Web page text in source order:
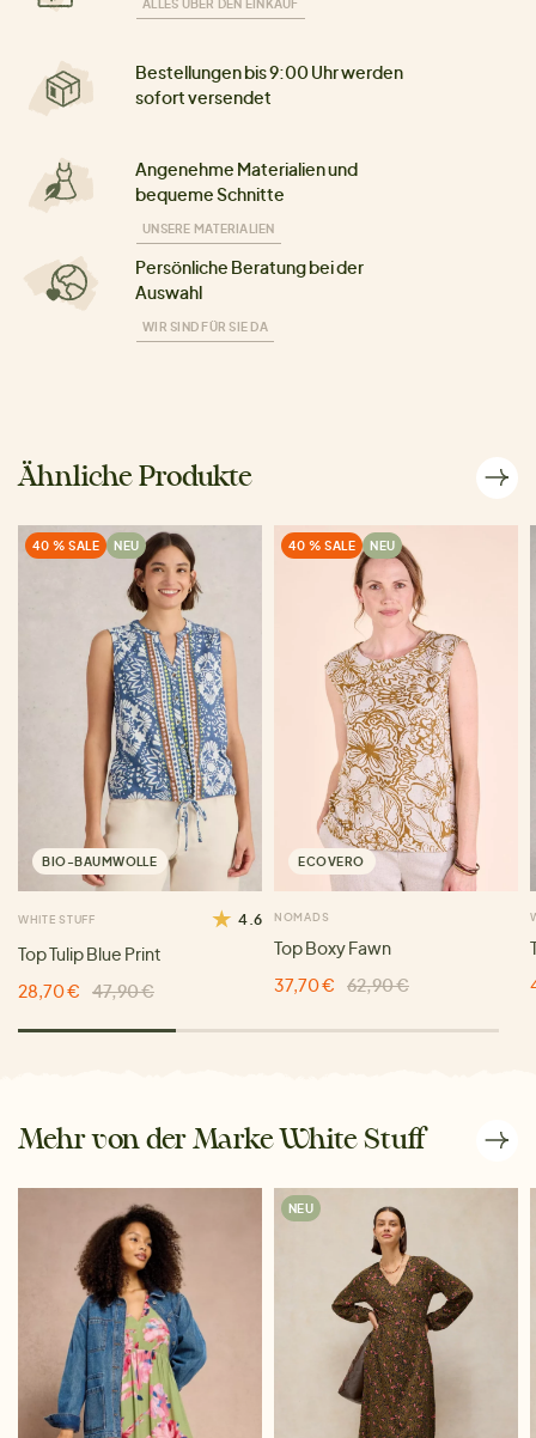
ALLES ÜBER DEN EINKAUF
Bestellungen bis 9:00 Uhr werden
sofort versendet
Angenehme Materialien und
bequeme Schnitte
UNSERE MATERIALIEN
Persönliche Beratung bei der
Auswahl
WIR SIND FÜR SIE DA
Ähnliche Produkte
40 % SALE NEU
BIO-BAUMWOLLE
WHITE STUFF 4.6
Top Tulip Blue Print
28,70 €
47,90 €
40 % SALE NEU
ECOVERO
NOMADS
Top Boxy Fawn
37,70 €
62,90 €
Mehr von der Marke White Stuff
NEU